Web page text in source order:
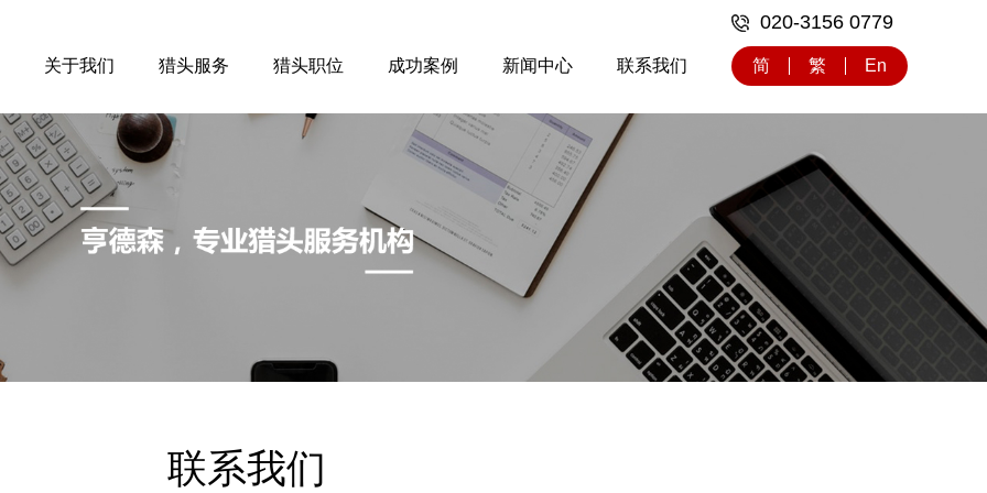
020-3156 0779
关于我们 猎头服务 猎头职位 成功案例 新闻中心 联系我们 简 繁 En
联系我们